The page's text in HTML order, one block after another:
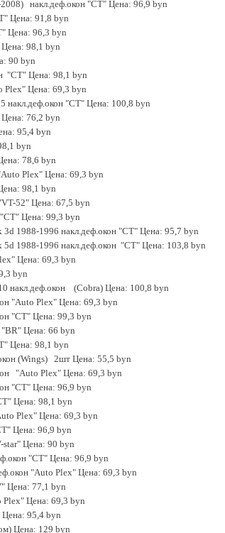
накл.деф.окон "CT" Цена: 96,9 byn
Цена: 91,8 byn
Цена: 96,3 byn
98,1 byn
90 byn
"CT" Цена: 98,1 byn
Plex" Цена: 69,3 byn
накл.деф.окон "CT" Цена: 100,8 byn
76,2 byn
95,4 byn
byn
78,6 byn
Plex" Цена: 69,3 byn
98,1 byn
52" Цена: 67,5 byn
Цена: 99,3 byn
1988-1996 накл.деф.окон "CT" Цена: 95,7 byn
1988-1996 накл.деф.окон "CT" Цена: 103,8 byn
Цена: 69,3 byn
byn
накл.деф.окон (Cobra) Цена: 100,8 byn
"Auto Plex" Цена: 69,3 byn
"CT" Цена: 99,3 byn
Цена: 66 byn
Цена: 98,1 byn
(Wings) 2шт Цена: 55,5 byn
"Auto Plex" Цена: 69,3 byn
"CT" Цена: 96,9 byn
Цена: 98,1 byn
Plex" Цена: 69,3 byn
Цена: 96,9 byn
star" Цена: 90 byn
"CT" Цена: 96,9 byn
"Auto Plex" Цена: 69,3 byn
Цена: 77,1 byn
Plex" Цена: 69,3 byn
95,4 byn
Цена: 129 byn